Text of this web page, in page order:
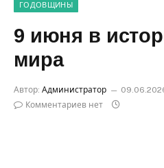
ГОДОВЩИНЫ
9 июня в
мира
Автор: Администратор
Комментариев нет